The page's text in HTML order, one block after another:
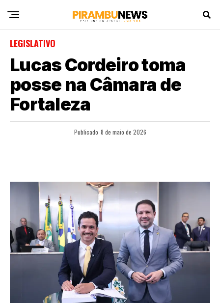
LEGISLATIVO
Lucas Cordeiro toma
posse na Câmara de
Fortaleza
Publicado 8 de maio de 2026